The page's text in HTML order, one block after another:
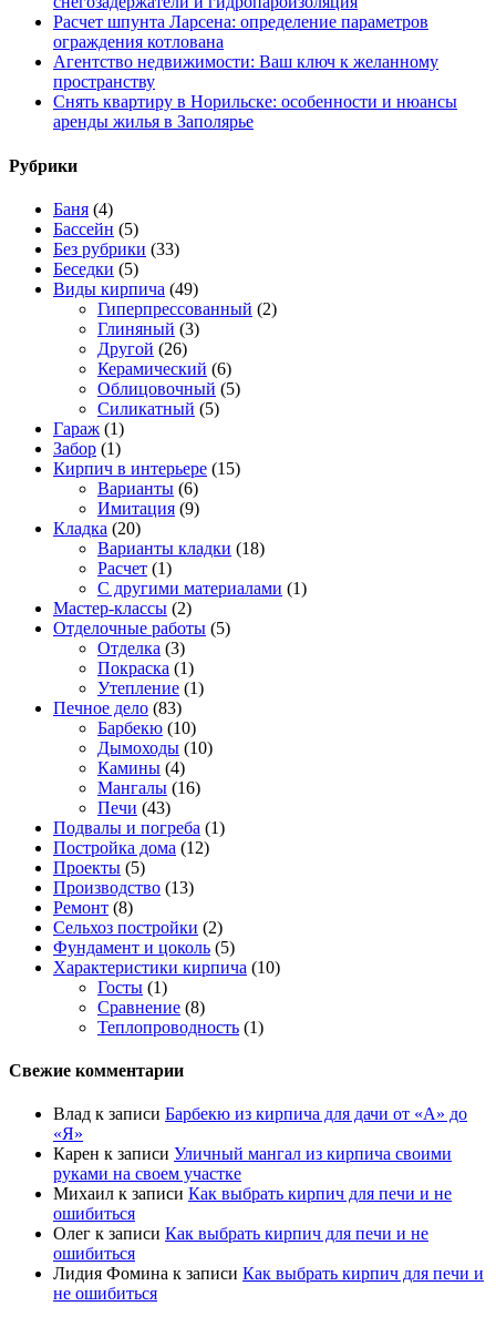
Расчет шпунта Ларсена: определение параметров
ограждения котлована
Агентство недвижимости: Ваш ключ к желанному
пространству
Снять квартиру в Норильске: особенности и нюансы
аренды жилья в Заполярье
Рубрики
Баня (4)
Бассейн (5)
Без рубрики (33)
Беседки (5)
Виды кирпича (49)
Гиперпрессованный (2)
Глиняный (3)
Другой (26)
Керамический (6)
Облицовочный (5)
Силикатный (5)
Гараж (1)
Забор (1)
Кирпич в интерьере (15)
Варианты (6)
Имитация (9)
Кладка (20)
Варианты кладки (18)
Расчет (1)
С другими материалами (1)
Мастер-классы (2)
Отделочные работы (5)
Отделка (3)
Покраска (1)
Утепление (1)
Печное дело (83)
Барбекю (10)
Дымоходы (10)
Камины (4)
Мангалы (16)
Печи (43)
Подвалы и погреба (1)
Постройка дома (12)
Проекты (5)
Производство (13)
Ремонт (8)
Сельхоз постройки (2)
Фундамент и цоколь (5)
Характеристики кирпича (10)
Госты (1)
Сравнение (8)
Теплопроводность (1)
Свежие комментарии
Влад к записи Барбекю из кирпича для дачи от «А» до
«Я»
Карен к записи Уличный мангал из кирпича своими
руками на своем участке
Михаил к записи Как выбрать кирпич для печи и не
ошибиться
Олег к записи Как выбрать кирпич для печи и не
ошибиться
Лидия Фомина к записи Как выбрать кирпич для печи и
не ошибиться